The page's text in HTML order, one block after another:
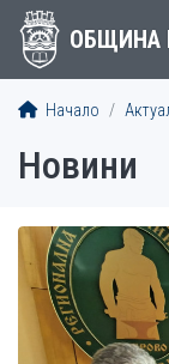
ОБЩИНА
Начало
Новини
СТАТИИ